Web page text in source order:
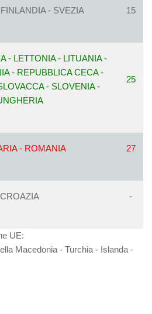
- SVEZIA 15
- LETTONIA - LITUANIA -
- REPUBBLICA CECA -
- SLOVENIA -
25
- ROMANIA 27
CROAZIA -
UE:
Macedonia - Turchia - Islanda -